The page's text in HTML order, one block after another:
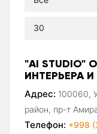
"AI
ИНТЕРЬЕРА
Адрес: 100060,
район, пр-т
Телефон: +998